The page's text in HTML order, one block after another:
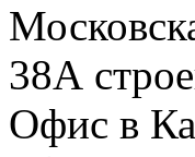
38А
Офис в